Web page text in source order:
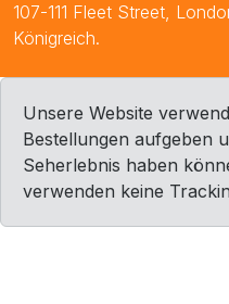
107-111 Fleet Street,
Königreich.
Unsere Website
Bestellungen aufgeben
Seherlebnis haben
verwenden keine